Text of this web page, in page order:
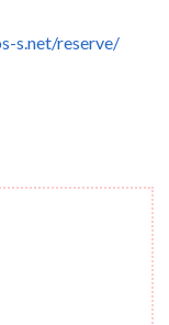
s.net/reserve/